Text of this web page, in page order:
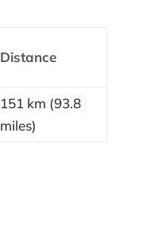
Distance
151 km (93.8
miles)